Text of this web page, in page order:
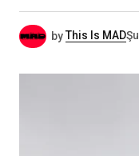
byThis Is MAD